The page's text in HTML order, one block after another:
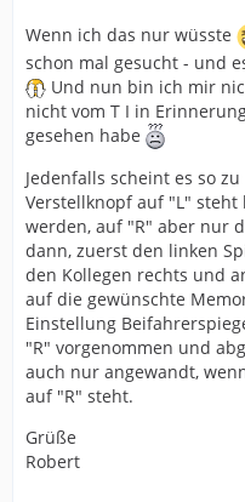
Wenn ich das nur wüsste
schon mal gesucht - und
Und nun bin ich mir
nicht vom T I in
gesehen habe
Jedenfalls scheint es so
Verstellknopf auf "L" steht
werden, auf "R" aber nur
dann, zuerst den linken
den Kollegen rechts und
auf die gewünschte
Einstellung
"R" vorgenommen und
auch nur angewandt,
auf "R" steht.
Grüße
Robert